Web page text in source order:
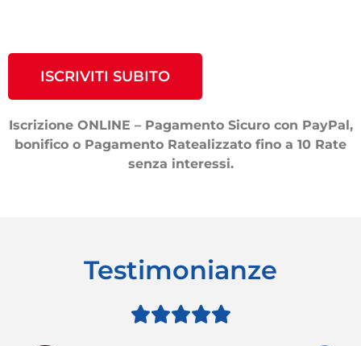
ISCRIVITI SUBITO
Iscrizione ONLINE – Pagamento Sicuro con PayPal,
bonifico o Pagamento Ratealizzato fino a 10 Rate
senza interessi.
Testimonianze
